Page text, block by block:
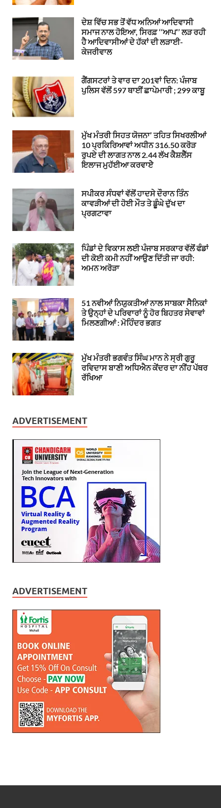
ਦੇਸ਼ ਵਿੱਚ ਸਭ ਤੋਂ ਵੱਧ ਅਨਿਆਂ ਆਦਿਵਾਸੀ
ਸਮਾਜ ਨਾਲ ਹੋਇਆ, ਸਿਰਫ਼ ‘‘ਆਪ’’ ਲੜ ਰਹੀ
ਹੈ ਆਦਿਵਾਸੀਆਂ ਦੇ ਹੱਕਾਂ ਦੀ ਲੜਾਈ-
ਕੇਜਰੀਵਾਲ
ਗੈਂਗਸਟਰਾਂ ਤੇ ਵਾਰ ਦਾ 201ਵਾਂ ਦਿਨ: ਪੰਜਾਬ
ਪੁਲਿਸ ਵੱਲੋਂ 597 ਥਾਈਂ ਛਾਪੇਮਾਰੀ ; 299 ਕਾਬੂ
ਮੁੱਖ ਮੰਤਰੀ ਸਿਹਤ ਯੋਜਨਾ’ ਤਹਿਤ ਸਿਖਰਲੀਆਂ
10 ਪ੍ਰਕਿਰਿਆਵਾਂ ਅਧੀਨ 316.50 ਕਰੋੜ
ਰੁਪਏ ਦੀ ਲਾਗਤ ਨਾਲ 2.44 ਲੱਖ ਕੈਸ਼ਲੈੱਸ
ਇਲਾਜ ਮੁਹੱਈਆ ਕਰਵਾਏੇ
ਸਪੀਕਰ ਸੰਧਵਾਂ ਵੱਲੋਂ ਹਾਦਸੇ ਦੌਰਾਨ ਤਿੰਨ
ਕਾਵੜੀਆਂ ਦੀ ਹੋਈ ਮੌਤ ਤੇ ਡੂੰਘੇ ਦੁੱਖ ਦਾ
ਪ੍ਰਗਟਾਵਾ
ਪਿੰਡਾਂ ਦੇ ਵਿਕਾਸ ਲਈ ਪੰਜਾਬ ਸਰਕਾਰ ਵੱਲੋਂ ਫੰਡਾਂ
ਦੀ ਕੋਈ ਕਮੀ ਨਹੀਂ ਆਉਣ ਦਿੱਤੀ ਜਾ ਰਹੀ:
ਅਮਨ ਅਰੋੜਾ
51 ਨਵੀਆਂ ਨਿਯੁਕਤੀਆਂ ਨਾਲ ਸਾਬਕਾ ਸੈਨਿਕਾਂ
ਤੇ ਉਨ੍ਹਾਂ ਦੇ ਪਰਿਵਾਰਾਂ ਨੂੰ ਹੋਰ ਬਿਹਤਰ ਸੇਵਾਵਾਂ
ਮਿਲਣਗੀਆਂ : ਮੋਹਿੰਦਰ ਭਗਤ
ਮੁੱਖ ਮੰਤਰੀ ਭਗਵੰਤ ਸਿੰਘ ਮਾਨ ਨੇ ਸ੍ਰੀ ਗੁਰੂ
ਰਵਿਦਾਸ ਬਾਣੀ ਅਧਿਐਨ ਕੇਂਦਰ ਦਾ ਨੀਂਹ ਪੱਥਰ
ਰੱਖਿਆ
ADVERTISEMENT
ADVERTISEMENT